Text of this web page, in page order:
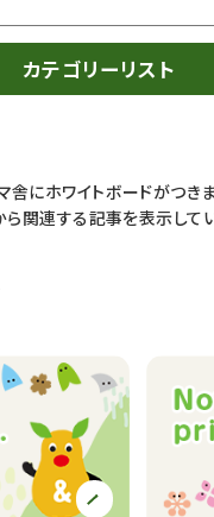
カテゴリーリスト
舎にホワイトボードがつき
ら関連する記事を表示してい